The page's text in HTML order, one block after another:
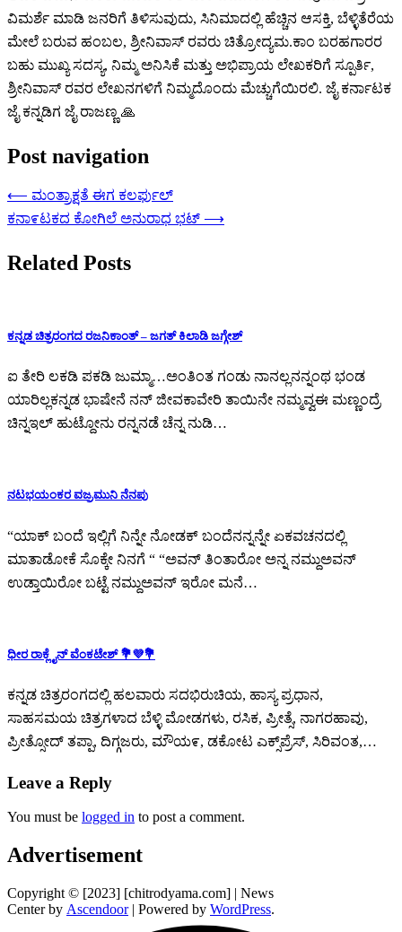
ವಿಮರ್ಶೆ ಮಾಡಿ ಜನರಿಗೆ ತಿಳಿಸುವುದು, ಸಿನಿಮಾದಲ್ಲಿ ಹೆಚ್ಚಿನ ಆಸಕ್ತಿ, ಬೆಳ್ಳಿತೆರೆಯ
ಮೇಲೆ ಬರುವ ಹಂಬಲ, ಶ್ರೀನಿವಾಸ್ ರವರು ಚಿತ್ರೋದ್ಯಮ.ಕಾಂ ಬರಹಗಾರರ
ಬಹು ಮುಖ್ಯ ಸದಸ್ಯ, ನಿಮ್ಮ ಅನಿಸಿಕೆ ಮತ್ತು ಅಭಿಪ್ರಾಯ ಲೇಖಕರಿಗೆ ಸ್ಪೂರ್ತಿ,
ಶ್ರೀನಿವಾಸ್ ರವರ ಲೇಖನಗಳಿಗೆ ನಿಮ್ಮದೊಂದು ಮೆಚ್ಚುಗೆಯಿರಲಿ. ಜೈ ಕರ್ನಾಟಕ
ಜೈ ಕನ್ನಡಿಗ ಜೈ ರಾಜಣ್ಣ 🙏
Post navigation
⟵ ಮಂತ್ರಾಕ್ಷತೆ ಈಗ ಕಲರ್ಫುಲ್
ಕನಾ೯ಟಕದ ಕೋಗಿಲೆ ಅನುರಾಧ ಭಟ್ ⟶
Related Posts
ಕನ್ನಡ ಚಿತ್ರರಂಗದ ರಜನಿಕಾಂತ್ – ಜಗತ್ ಕಿಲಾಡಿ ಜಗ್ಗೇಶ್
ಐ ತೇರಿ ಲಕಡಿ ಪಕಡಿ ಜುಮ್ಮಾ…ಅಂತಿಂತ ಗಂಡು ನಾನಲ್ಲನನ್ನಂಥ ಭಂಡ
ಯಾರಿಲ್ಲಕನ್ನಡ ಭಾಷೇನೆ ನನ್ ಜೀವಕಾವೇರಿ ತಾಯಿನೇ ನಮ್ಮವ್ವಈ ಮಣ್ಣಂದ್ರೆ
ಚಿನ್ನಇಲ್ ಹುಟ್ದೋನು ರನ್ನನಡೆ ಚೆನ್ನ ನುಡಿ…
ನಟಭಯಂಕರ ವಜ್ರಮುನಿ ನೆನಪು
“ಯಾಕ್ ಬಂದೆ ಇಲ್ಲಿಗೆ ನಿನ್ನೇ ನೋಡಕ್ ಬಂದೆನನ್ನನ್ನೇ ಏಕವಚನದಲ್ಲಿ
ಮಾತಾಡೋಕೆ ಸೊಕ್ಕೇ ನಿನಗೆ “ “ಅವನ್ ತಿಂತಾರೋ ಅನ್ನ ನಮ್ದುಅವನ್
ಉಡ್ತಾಯಿರೋ ಬಟ್ಟೆ ನಮ್ದುಅವನ್ ಇರೋ ಮನೆ…
ಧೀರ ರಾಕ್ಲೈನ್ ವೆಂಕಟೇಶ್ 💐💜💐
ಕನ್ನಡ ಚಿತ್ರರಂಗದಲ್ಲಿ ಹಲವಾರು ಸದಭಿರುಚಿಯ, ಹಾಸ್ಯ ಪ್ರಧಾನ,
ಸಾಹಸಮಯ ಚಿತ್ರಗಳಾದ ಬೆಳ್ಳಿ ಮೋಡಗಳು, ರಸಿಕ, ಪ್ರೀತ್ಸೆ, ನಾಗರಹಾವು,
ಪ್ರೀತ್ಸೋದ್ ತಪ್ಪಾ, ದಿಗ್ಗಜರು, ಮೌಯ೯, ಡಕೋಟ ಎಕ್ಸ್‌ಪ್ರೆಸ್, ಸಿರಿವಂತ,…
Leave a Reply
You must be logged in to post a comment.
Advertisement
Copyright © [2023] [chitrodyama.com] | News
Center by Ascendoor| Powered by WordPress.